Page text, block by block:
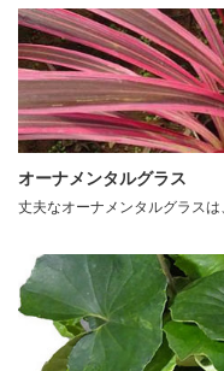
オーナメンタルグラス
丈夫なオーナメンタルグラスは